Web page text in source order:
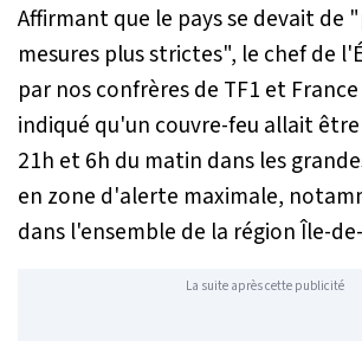
Affirmant que le pays se devait de "
mesures plus strictes", le chef de
par nos confrères de TF1 et France
indiqué qu'un couvre-feu allait
21h et 6h du matin dans les
en zone d'alerte maximale,
dans l'ensemble de la région Île-
La suite après cette publicité